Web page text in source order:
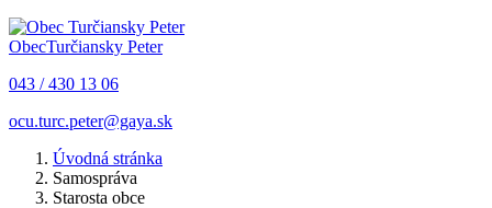
ObecTurčiansky Peter
043 / 430 13 06
ocu.turc.peter@gaya.sk
Úvodná stránka
Samospráva
Starosta obce